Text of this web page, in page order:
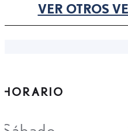
VER OTROS
HORARIO